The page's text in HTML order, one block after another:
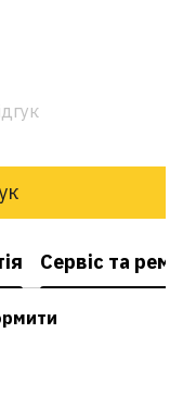
Сервіс та